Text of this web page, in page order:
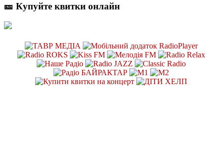
🎫 Купуйте квитки онлайн